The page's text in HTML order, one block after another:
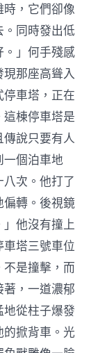
，它們卻像
同時發出低
」何手殘感
那座高聳入
車塔，正在
棟停車塔是
說只要有人
個泊車地
次。他打了
偏轉。後視鏡
他沒有撞上
塔三號車位
是撞擊，而
，一道濃郁
從柱子爆發
的掀背車。光